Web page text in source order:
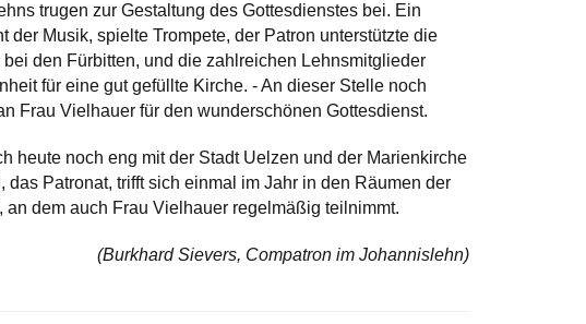
trugen zur Gestaltung des Gottesdienstes bei. Ein
der Musik, spielte Trompete, der Patron unterstützte die
den Fürbitten, und die zahlreichen Lehnsmitglieder
für eine gut gefüllte Kirche. - An dieser Stelle noch
Frau Vielhauer für den wunderschönen Gottesdienst.
heute noch eng mit der Stadt Uelzen und der Marienkirche
das Patronat, trifft sich einmal im Jahr in den Räumen der
an dem auch Frau Vielhauer regelmäßig teilnimmt.
(Burkhard Sievers, Compatron im Johannislehn)